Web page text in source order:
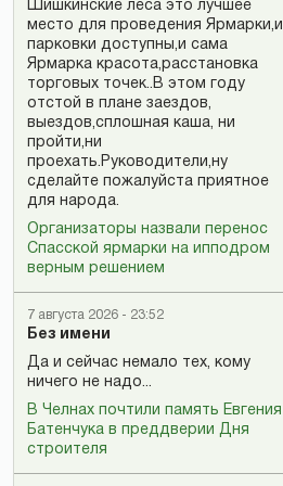
Шишкинские леса это лучшее
место для проведения Ярмарки,и
парковки доступны,и сама
Ярмарка красота,расстановка
торговых точек..В этом году
отстой в плане заездов,
выездов,сплошная каша, ни
пройти,ни
проехать.Руководители,ну
сделайте пожалуйста приятное
для народа.
Организаторы назвали перенос
Спасской ярмарки на ипподром
верным решением
7 августа 2026 - 23:52
Без имени
Да и сейчас немало тех, кому
ничего не надо...
В Челнах почтили память Евгения
Батенчука в преддверии Дня
строителя